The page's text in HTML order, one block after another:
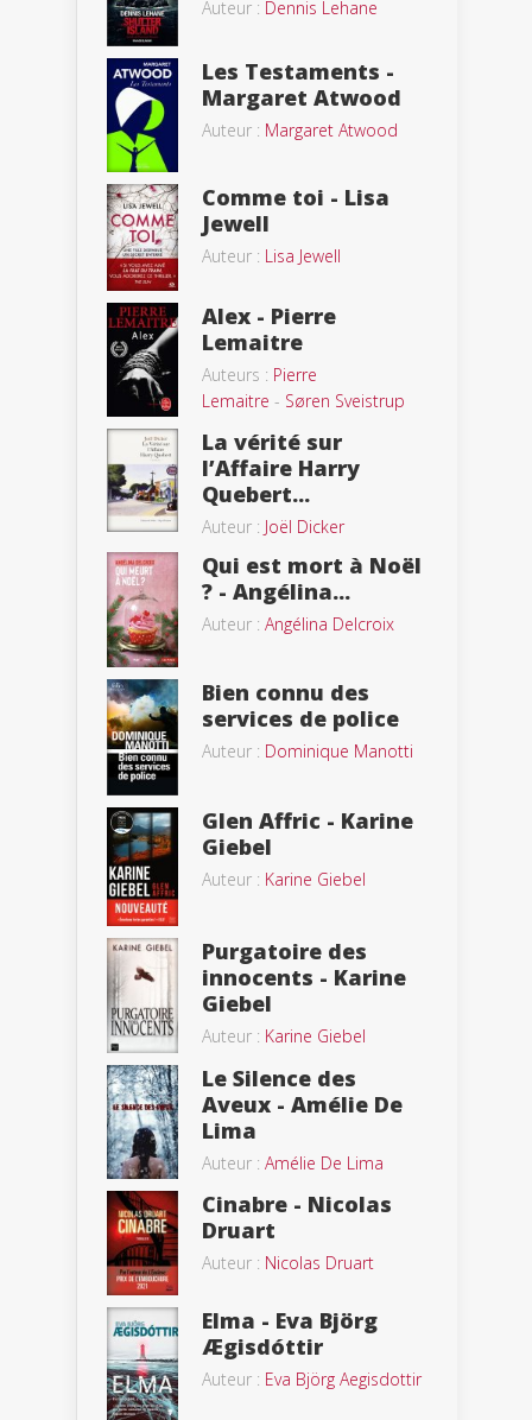
Auteur : Dennis Lehane
Les Testaments -
Margaret Atwood
Auteur : Margaret Atwood
Comme toi - Lisa
Jewell
Auteur : Lisa Jewell
Alex - Pierre
Lemaitre
Auteurs : Pierre
Lemaitre - Søren Sveistrup
La vérité sur
l’Affaire Harry
Quebert...
Auteur : Joël Dicker
Qui est mort à Noël
? - Angélina...
Auteur : Angélina Delcroix
Bien connu des
services de police
Auteur : Dominique Manotti
Glen Affric - Karine
Giebel
Auteur : Karine Giebel
Purgatoire des
innocents - Karine
Giebel
Auteur : Karine Giebel
Le Silence des
Aveux - Amélie De
Lima
Auteur : Amélie De Lima
Cinabre - Nicolas
Druart
Auteur : Nicolas Druart
Elma - Eva Björg
Ægisdóttir
Auteur : Eva Björg Aegisdottir